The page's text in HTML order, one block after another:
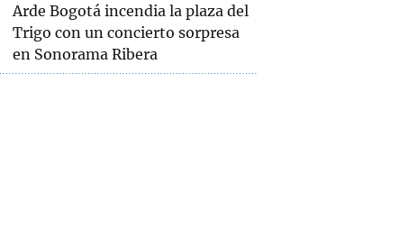
Arde Bogotá incendia la plaza del
Trigo con un concierto sorpresa
en Sonorama Ribera